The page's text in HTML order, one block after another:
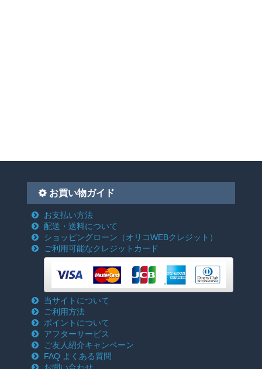
お買い物ガイド
お支払い方法
配送・送料について
ショッピングローン （オリコWEBクレジット）
ご利用可能なクレジットカード
当サイトについて
ご利用方法
ポイントについて
アフターサービス
ご友人紹介キャンペーン
FAQ よくある質問